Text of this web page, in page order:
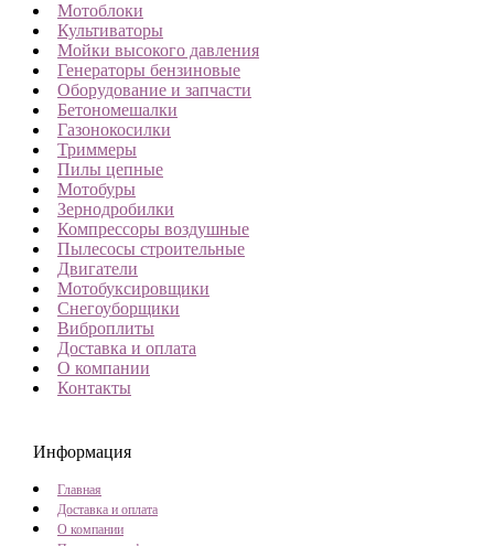
Мотоблоки
Культиваторы
Мойки высокого давления
Генераторы бензиновые
Оборудование и запчасти
Бетономешалки
Газонокосилки
Триммеры
Пилы цепные
Мотобуры
Зернодробилки
Компрессоры воздушные
Пылесосы строительные
Двигатели
Мотобуксировщики
Снегоуборщики
Виброплиты
Доставка и оплата
О компании
Контакты
Информация
Главная
Доставка и оплата
О компании